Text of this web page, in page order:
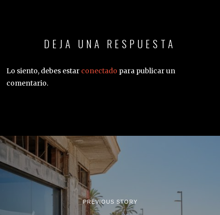
DEJA UNA RESPUESTA
Lo siento, debes estar conectado para publicar un
comentario.
PREVIOUS STORY